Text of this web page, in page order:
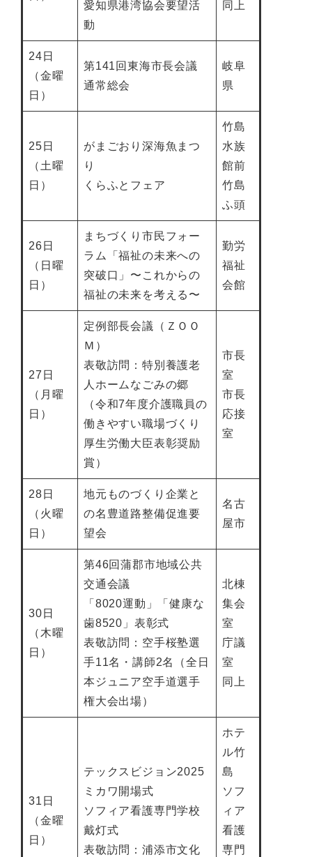
愛知県港湾協会要望活
動
同上
24日
（金曜
日）
第141回東海市長会議
通常総会
岐阜
県
25日
（土曜
日）
がまごおり深海魚まつ
り
くらふとフェア
竹島
水族
館前
竹島
ふ頭
26日
（日曜
日）
まちづくり市民フォー
ラム「福祉の未来への
突破口」〜これからの
福祉の未来を考える〜
勤労
福祉
会館
27日
（月曜
日）
定例部長会議（ＺＯＯ
Ｍ）
表敬訪問：特別養護老
人ホームなごみの郷
（令和7年度介護職員の
働きやすい職場づくり
厚生労働大臣表彰奨励
賞）
市長
室
市長
応接
室
28日
（火曜
日）
地元ものづくり企業と
の名豊道路整備促進要
望会
名古
屋市
30日
（木曜
日）
第46回蒲郡市地域公共
交通会議
「8020運動」「健康な
歯8520」表彰式
表敬訪問：空手桜塾選
手11名・講師2名（全日
本ジュニア空手道選手
権大会出場）
北棟
集会
室
庁議
室
同上
31日
（金曜
日）
テックスビジョン2025
ミカワ開場式
ソフィア看護専門学校
戴灯式
表敬訪問：浦添市文化
ホテ
ル竹
島
ソフ
ィア
看護
専門